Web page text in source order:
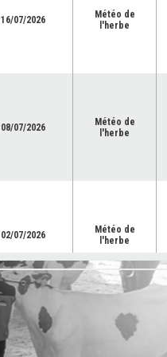
16/07/2026
Météo de
l'herbe
08/07/2026
Météo de
l'herbe
02/07/2026
Météo de
l'herbe
25/06/2026
Météo de